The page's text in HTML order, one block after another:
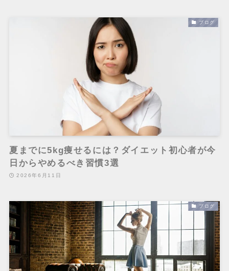
ブログ
夏までに5kg痩せるには？ダイエット初心者が今
日からやめるべき習慣3選
2026年6月11日
ブログ